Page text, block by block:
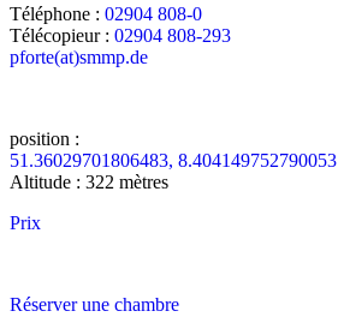
Téléphone : 02904 808-0
Télécopieur : 02904 808-293
pforte(at)smmp.de
position :
51.36029701806483, 8.404149752790053
Altitude : 322 mètres
Prix
Réserver une chambre